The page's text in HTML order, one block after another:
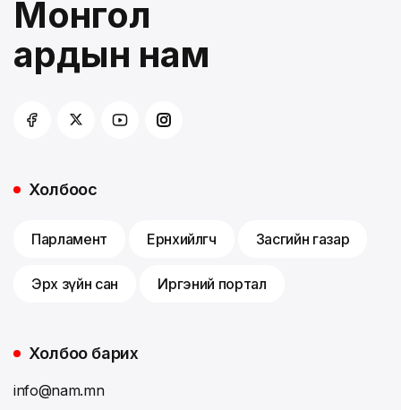
Монгол
ардын нам
Холбоос
Парламент Ерөнхийлөгч Засгийн газар
Эрх зүйн сан Иргэний портал
Холбоо барих
info@nam.mn